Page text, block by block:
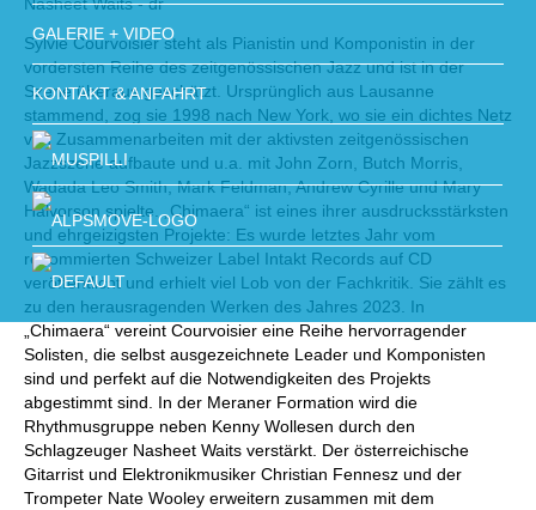
Nasheet Waits - dr
Sylvie Courvoisier steht als Pianistin und Komponistin in der
vordersten Reihe des zeitgenössischen Jazz und ist in der
Szene überaus geschätzt. Ursprünglich aus Lausanne
stammend, zog sie 1998 nach New York, wo sie ein dichtes Netz
von Zusammenarbeiten mit der aktivsten zeitgenössischen
Jazzszene aufbaute und u.a. mit John Zorn, Butch Morris,
Wadada Leo Smith, Mark Feldman, Andrew Cyrille und Mary
Halvorson spielte. „Chimaera“ ist eines ihrer ausdrucksstärksten
und ehrgeizigsten Projekte: Es wurde letztes Jahr vom
renommierten Schweizer Label Intakt Records auf CD
veröffentlicht und erhielt viel Lob von der Fachkritik. Sie zählt es
zu den herausragenden Werken des Jahres 2023. In
„Chimaera“ vereint Courvoisier eine Reihe hervorragender
Solisten, die selbst ausgezeichnete Leader und Komponisten
sind und perfekt auf die Notwendigkeiten des Projekts
abgestimmt sind. In der Meraner Formation wird die
Rhythmusgruppe neben Kenny Wollesen durch den
Schlagzeuger Nasheet Waits verstärkt. Der österreichische
Gitarrist und Elektronikmusiker Christian Fennesz und der
Trompeter Nate Wooley erweitern zusammen mit dem
GALERIE + VIDEO
KONTAKT & ANFAHRT